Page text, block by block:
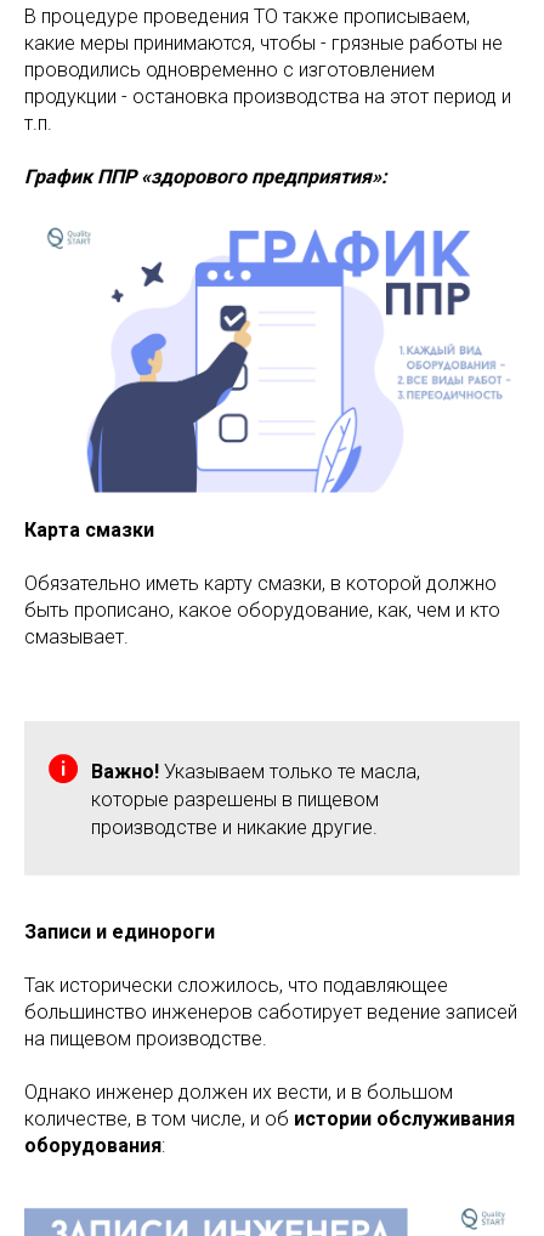
В процедуре проведения ТО также прописываем,
какие меры принимаются, чтобы - грязные работы не
проводились одновременно с изготовлением
продукции - остановка производства на этот период и
т.п.
График ППР «здорового предприятия»:
Карта смазки
Обязательно иметь карту смазки, в которой должно
быть прописано, какое оборудование, как, чем и кто
смазывает.
Важно! Указываем только те масла,
которые разрешены в пищевом
производстве и никакие другие.
Записи и единороги
Так исторически сложилось, что подавляющее
большинство инженеров саботирует ведение записей
на пищевом производстве.
Однако инженер должен их вести, и в большом
количестве, в том числе, и об истории обслуживания
оборудования: